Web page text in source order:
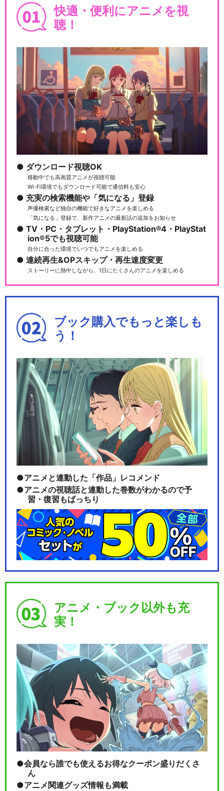
快適・便利にアニメを視
聴！
ダウンロード視聴OK
移動中でも高画質アニメが視聴可能
Wi-Fi環境でもダウンロード可能で通信料も安心
充実の検索機能や「気になる」登録
声優検索など独自の機能で好きなアニメを楽しめる
「気になる」登録で、新作アニメの最新話の追加をお知らせ
TV・PC・タブレット・PlayStation®4・PlayStat
ion®5でも視聴可能
自分に合った環境でいつでもアニメを楽しめる
連続再生&OPスキップ・再生速度変更
ストーリーに熱中しながら、1日にたくさんのアニメを楽しめる
ブック購入でもっと楽しも
う！
アニメと連動した「作品」レコメンド
アニメの視聴話と連動した巻数がわかるので予
習・復習もばっちり
アニメ・ブック以外も充
実！
会員なら誰でも使えるお得なクーポン盛りだくさ
ん
アニメ関連グッズ情報も満載